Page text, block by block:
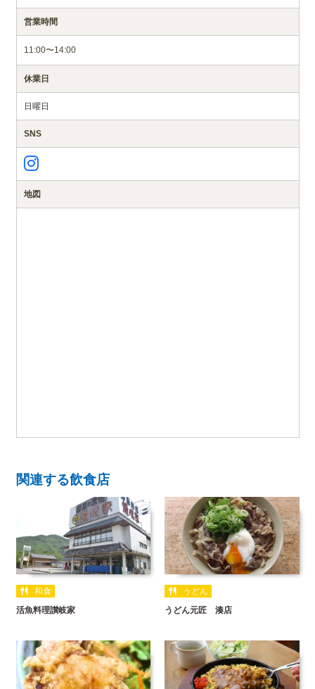
営業時間
11:00〜14:00
休業日
日曜日
SNS
地図
関連する飲食店
和食
活魚料理讃岐家
うどん
うどん元匠 湊店